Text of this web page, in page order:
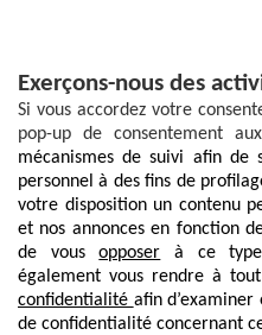
Exerçons-nous des
Si vous accordez votre
pop-up de consentement
mécanismes de suivi afin de
personnel à des fins de
votre disposition un contenu
et nos annonces en fonction
de vousopposer à ce type
également vous rendre à
confidentialité afin
de confidentialité concernant